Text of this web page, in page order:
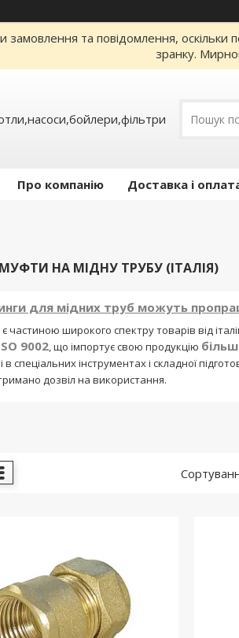
та повідомлення, оскільки
зранку.
Про компанію Доставка і
НА МІДНУ ТРУБУ (ІТАЛІЯ)
для мідних труб можуть
є частиною широкого спектру товарів від
9002, що імпортує свою продукцію більш
в спеціальних інструментах і складної
дозвіл на використання.